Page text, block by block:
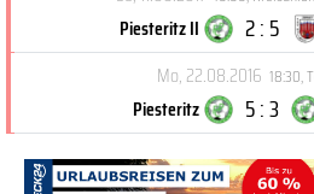
Piesteritz II 2 : 5
Mo, 22.08.2016 18:30,
Piesteritz 5 : 3